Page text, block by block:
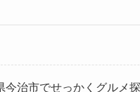
治市でせっかくグルメ探